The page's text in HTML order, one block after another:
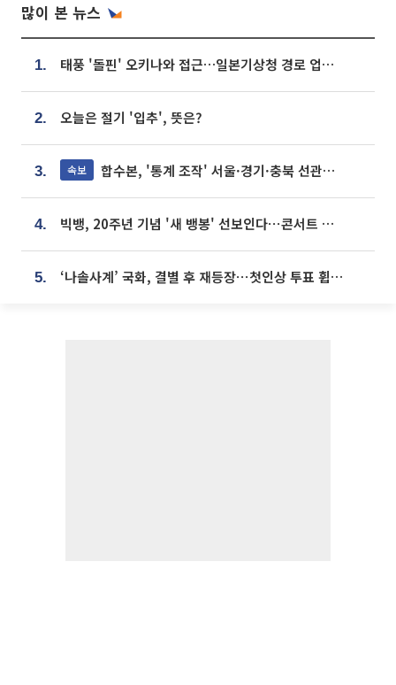
많이 본 뉴스
1. 태풍 '돌핀' 오키나와 접근…일본기상청 경로 업데이트
2. 오늘은 절기 '입추', 뜻은?
3. 속보 합수본, '통계 조작' 서울·경기·충북 선관위 등 추가 압수수색
4. 빅뱅, 20주년 기념 '새 뱅봉' 선보인다⋯콘서트 앞두고 팝업 개최
5. ‘나솔사계’ 국화, 결별 후 재등장⋯첫인상 투표 휩쓸고 ‘인기녀’ 등극